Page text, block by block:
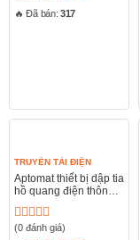
0
🔥 Đã bán: 317
TRUYỀN TẢI ĐIỆN
Aptomat thiết bị dập tia
hồ quang điện thông
Được
(0 đánh giá)